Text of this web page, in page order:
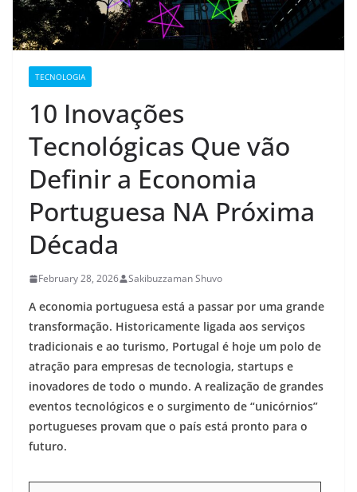
TECNOLOGIA
10 Inovações
Tecnológicas Que vão
Definir a Economia
Portuguesa NA Próxima
Década
February 28, 2026 Sakibuzzaman Shuvo
A economia portuguesa está a passar por uma grande
transformação. Historicamente ligada aos serviços
tradicionais e ao turismo, Portugal é hoje um polo de
atração para empresas de tecnologia, startups e
inovadores de todo o mundo. A realização de grandes
eventos tecnológicos e o surgimento de “unicórnios”
portugueses provam que o país está pronto para o
futuro.